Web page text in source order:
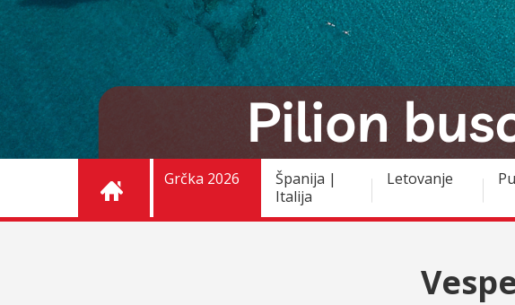
Grčka 2026
Španija |
Italija
Letovanje